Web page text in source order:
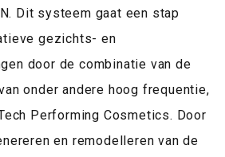
Dit systeem gaat een stap
gezichts- en
door de combinatie van de
onder andere hoog frequentie,
Performing Cosmetics. Door
en remodelleren van de